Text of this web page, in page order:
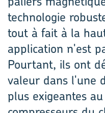
technologie
tout à fait à la
application n'est
Pourtant, ils ont
valeur dans l'une
plus exigeantes